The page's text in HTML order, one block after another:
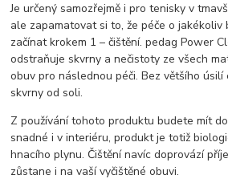
Je určený samozřejmě i pro tenisky v
ale zapamatovat si to, že péče o jakékoliv
začínat krokem 1 – čištění. pedag Power
odstraňuje skvrny a nečistoty ze všech
obuv pro následnou péči. Bez většího
skvrny od soli.
Z používání tohoto produktu budete mít
snadné i v interiéru, produkt je totiž
hnacího plynu. Čištění navíc doprovází
zůstane i na vaší vyčištěné obuvi.